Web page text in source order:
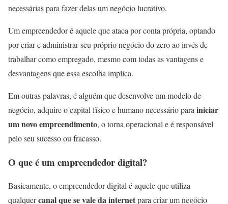
necessárias para fazer delas um negócio lucrativo.
Um empreendedor é aquele que ataca por conta própria, optando
por criar e administrar seu próprio negócio do zero ao invés de
trabalhar como empregado, mesmo com todas as vantagens e
desvantagens que essa escolha implica.
Em outras palavras, é alguém que desenvolve um modelo de
negócio, adquire o capital físico e humano necessário para iniciar
um novo empreendimento, o torna operacional e é responsável
pelo seu sucesso ou fracasso.
O que é um empreendedor digital?
Basicamente, o empreendedor digital é aquele que utiliza
qualquercanal que se vale da internetpara criar um negócio